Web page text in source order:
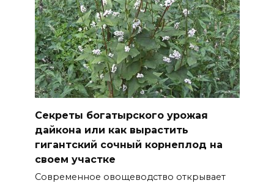
Секреты богатырского урожая
дайкона или как вырастить
гигантский сочный корнеплод на
своем участке
Современное овощеводство открывает